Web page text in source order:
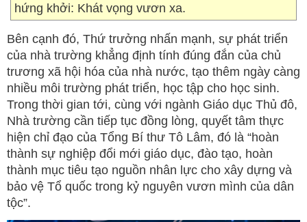
hứng khởi: Khát vọng vươn xa.
Bên cạnh đó, Thứ trưởng nhấn mạnh, sự phát triển
của nhà trường khẳng định tính đúng đắn của chủ
trương xã hội hóa của nhà nước, tạo thêm ngày càng
nhiều môi trường phát triển, học tập cho học sinh.
Trong thời gian tới, cùng với ngành Giáo dục Thủ đô,
Nhà trường cần tiếp tục đồng lòng, quyết tâm thực
hiện chỉ đạo của Tổng Bí thư Tô Lâm, đó là “hoàn
thành sự nghiệp đổi mới giáo dục, đào tạo, hoàn
thành mục tiêu tạo nguồn nhân lực cho xây dựng và
bảo vệ Tổ quốc trong kỷ nguyên vươn mình của dân
tộc”.